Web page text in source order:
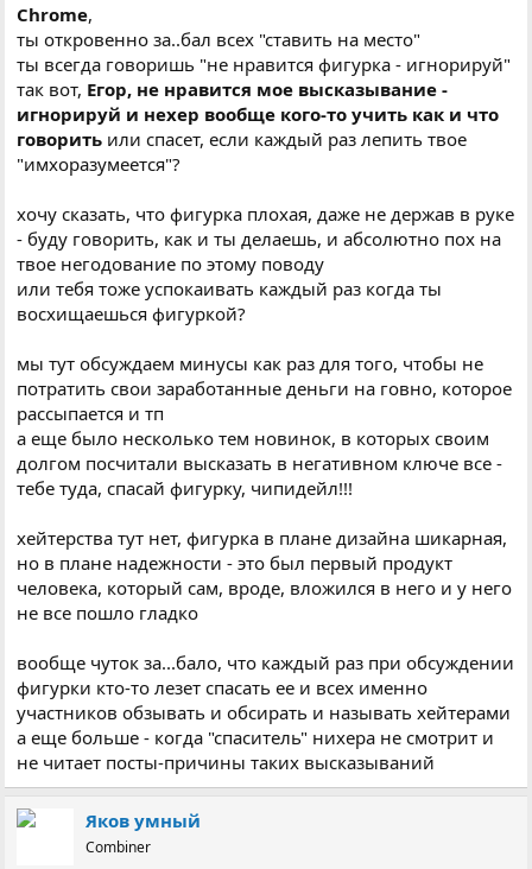
Chrome,
ты откровенно за..бал всех "ставить на место"
ты всегда говоришь "не нравится фигурка - игнорируй"
так вот, Егор, не нравится мое высказывание -
игнорируй и нехер вообще кого-то учить как и что
говорить или спасет, если каждый раз лепить твое
"имхоразумеется"?
хочу сказать, что фигурка плохая, даже не держав в руке
- буду говорить, как и ты делаешь, и абсолютно пох на
твое негодование по этому поводу
или тебя тоже успокаивать каждый раз когда ты
восхищаешься фигуркой?
мы тут обсуждаем минусы как раз для того, чтобы не
потратить свои заработанные деньги на говно, которое
рассыпается и тп
а еще было несколько тем новинок, в которых своим
долгом посчитали высказать в негативном ключе все -
тебе туда, спасай фигурку, чипидейл!!!
хейтерства тут нет, фигурка в плане дизайна шикарная,
но в плане надежности - это был первый продукт
человека, который сам, вроде, вложился в него и у него
не все пошло гладко
вообще чуток за...бало, что каждый раз при обсуждении
фигурки кто-то лезет спасать ее и всех именно
участников обзывать и обсирать и называть хейтерами
а еще больше - когда "спаситель" нихера не смотрит и
не читает посты-причины таких высказываний
Яков умный
Combiner